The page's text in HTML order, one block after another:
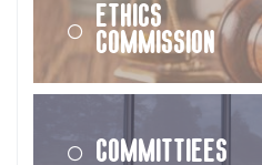
Ethics
Commission
Committiees